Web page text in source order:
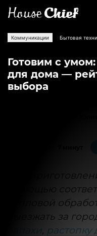
Коммуникации Бытовая
Готовим с
для дома —
выбора
Для
помощью
тепловой
выезжать за
запахи, растопку